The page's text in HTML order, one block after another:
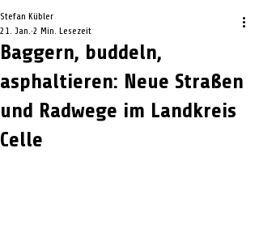
Baggern, buddeln,
asphaltieren: Neue Straßen
und Radwege im Landkreis
Celle
Stefan Kübler
21. Jan. 2 Min. Lesezeit